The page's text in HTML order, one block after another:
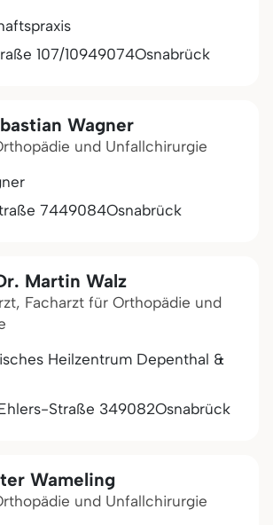
107/10949074Osnabrück
Wagner
und Unfallchirurgie
7449084Osnabrück
Martin Walz
Facharzt für Orthopädie und
Heilzentrum Depenthal &
Straße 349082Osnabrück
Wameling
und Unfallchirurgie